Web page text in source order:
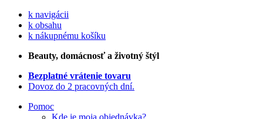
k navigácii
k obsahu
k nákupnému košíku
Beauty, domácnosť a životný štýl
Bezplatné vrátenie tovaru
Dovoz do 2 pracovných dní.
Pomoc
Kde je moja objednávka?